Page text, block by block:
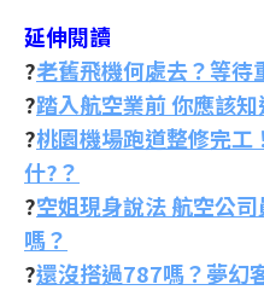
延伸閱讀
?老舊飛機何處去？等
?踏入航空業前 你應該
?桃園機場跑道整修完
什?？
?空姐現身說法 航空公
嗎？
?還沒搭過787嗎？夢幻